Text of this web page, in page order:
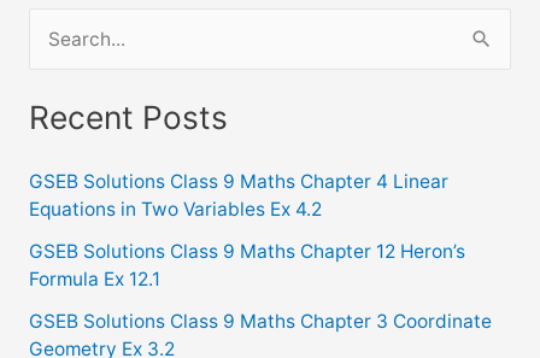
a
c
h
f
o
r
Recent Posts
GSEB Solutions Class 9 Maths Chapter 4 Linear
Equations in Two Variables Ex 4.2
GSEB Solutions Class 9 Maths Chapter 12 Heron’s
Formula Ex 12.1
GSEB Solutions Class 9 Maths Chapter 3 Coordinate
Geometry Ex 3.2